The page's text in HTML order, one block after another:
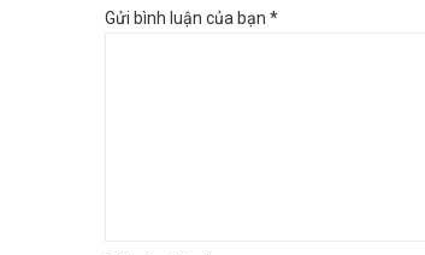
Gửi bình luận của bạn *